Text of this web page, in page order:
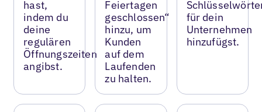
hast,
indem du
deine
regulären
Öffnungszeiten
angibst.
Feiertagen
geschlossen“
hinzu, um
Kunden
auf dem
Laufenden
zu halten.
für dein
Unternehmen
hinzufügst.